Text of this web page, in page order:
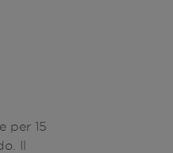
per 15
Il